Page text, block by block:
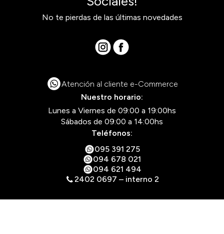
No te pierdas de las últimas novedades
Atención al cliente e-Commerce
Nuestro horario:
Lunes a Viernes de 09:00 a 19:00hs
Sábados de 09:00 a 14:00hs
Teléfonos:
095 391 275
094 678 021
094 621 494
2402 0697 – interno 2